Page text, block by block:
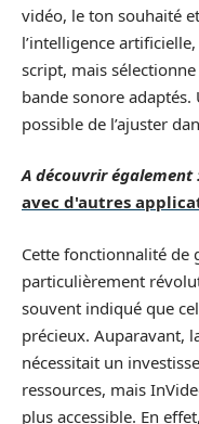
vidéo, le ton souhaité
l’intelligence
script, mais
bande sonore
possible de l’ajuster
A découvrir également
avec d'autres
Cette fonctionnalité de
particulièrement
souvent indiqué que
précieux. Auparavant,
nécessitait un
ressources, mais
plus accessible. En